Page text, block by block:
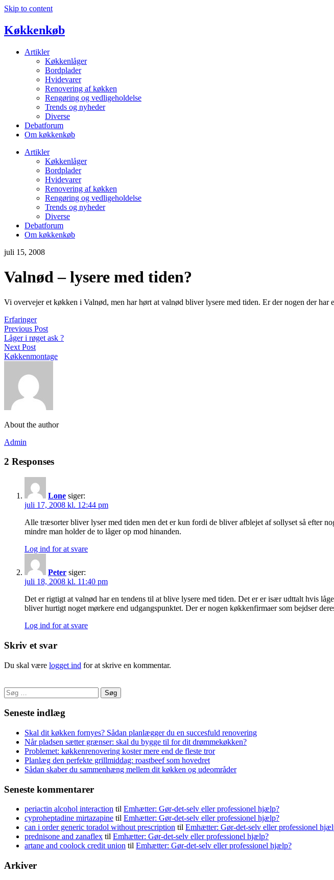
Skip to content
Køkkenkøb
Artikler
Køkkenlåger
Bordplader
Hvidevarer
Renovering af køkken
Rengøring og vedligeholdelse
Trends og nyheder
Diverse
Debatforum
Om køkkenkøb
Artikler
Køkkenlåger
Bordplader
Hvidevarer
Renovering af køkken
Rengøring og vedligeholdelse
Trends og nyheder
Diverse
Debatforum
Om køkkenkøb
juli 15, 2008
Valnød – lysere med tiden?
Vi overvejer et køkken i Valnød, men har hørt at valnød bliver lysere med tiden. Er der nogen der har
Erfaringer
Previous Post
Låger i røget ask ?
Next Post
Køkkenmontage
About the author
Admin
2 Responses
Lone siger:
juli 17, 2008 kl. 12:44 pm
Alle træsorter bliver lyser med tiden men det er kun fordi de bliver afblejet af sollyset så efter
mindre man holder de to låger op mod hinanden.
Log ind for at svare
Peter siger:
juli 18, 2008 kl. 11:40 pm
Det er rigtigt at valnød har en tendens til at blive lysere med tiden. Det er er især udttalt hvis
bliver hurtigt noget mørkere end udgangspunktet. Der er nogen køkkenfirmaer som bejdser
Log ind for at svare
Skriv et svar
Du skal være logget ind for at skrive en kommentar.
Søg
efter:
Seneste indlæg
Skal dit køkken fornyes? Sådan planlægger du en succesfuld renovering
Når pladsen sætter grænser: skal du bygge til for dit drømmekøkken?
Problemet: køkkenrenovering koster mere end de fleste tror
Planlæg den perfekte grillmiddag: roastbeef som hovedret
Sådan skaber du sammenhæng mellem dit køkken og udeområder
Seneste kommentarer
periactin alcohol interaction til Emhætter: Gør-det-selv eller professionel hjælp?
cyproheptadine mirtazapine til Emhætter: Gør-det-selv eller professionel hjælp?
can i order generic toradol without prescription til Emhætter: Gør-det-selv eller professionel
prednisone and zanaflex til Emhætter: Gør-det-selv eller professionel hjælp?
artane and coolock credit union til Emhætter: Gør-det-selv eller professionel hjælp?
Arkiver